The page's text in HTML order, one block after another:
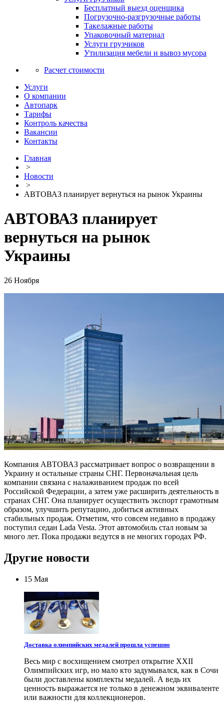
Бесплатный выезд оценщика
Погрузочно-разгрузочные работы
Такелажные работы
Упаковочный материал
Услуги грузчиков
Утилизация мебели и вывоз мусора
Расчет стоимости
Услуги
О компании
Автопарк
Тарифы
Контроль качества
Вакансии
Контакты
Главная
>
Новости
>
АВТОВАЗ планирует вернуться на рынок Украины
АВТОВАЗ планирует
вернуться на рынок
Украины
26 Ноября
Компания АВТОВАЗ рассматривает вопрос о возвращении в
Украину и остальные страны СНГ. Первоначальная цель
компании связана с налаживанием продаж по всей
Российской Федерации, а затем уже расширить деятельность в
странах СНГ. Она планирует осуществить экспорт грамотным
образом, улучшить репутацию, добиться активных
стабильных продаж. Отметим, что совсем недавно в продажу
поступил седан Lada Vesta. Этот автомобиль стал новым за
много лет. Пока продажи ведутся в не многих городах РФ.
Другие новости
15 Мая
Доставка олимпийских медалей прошла успешно
Весь мир с восхищением смотрел открытие XXII
Олимпийских игр, но мало кто задумывался, как в Сочи
были доставлены комплекты медалей. А ведь их
ценность выражается не только в денежном эквиваленте
или важности для коллекционеров.